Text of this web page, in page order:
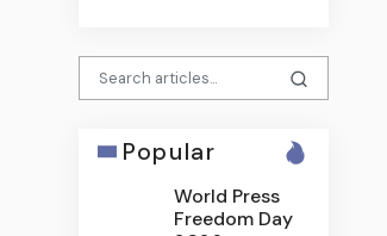
Popular
World Press
Freedom Day